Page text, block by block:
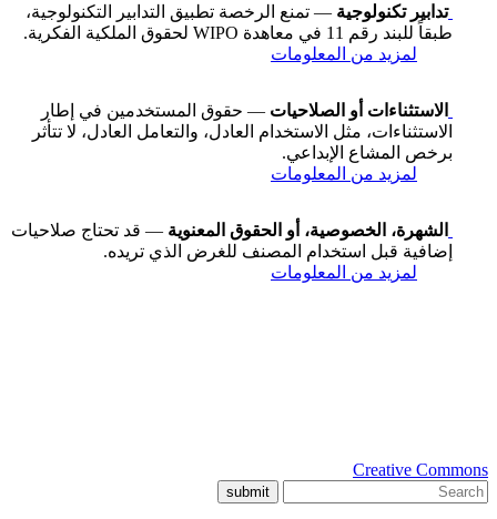
تدابير تكنولوجية — تمنع الرخصة تطبيق التدابير التكنولوجية،
طبقاً للبند رقم 11 في معاهدة WIPO لحقوق الملكية الفكرية.
لمزيد من المعلومات
الاستثناءات أو الصلاحيات — حقوق المستخدمين في إطار
الاستثناءات، مثل الاستخدام العادل، والتعامل العادل، لا تتأثر
برخص المشاع الإبداعي.
لمزيد من المعلومات
الشهرة، الخصوصية، أو الحقوق المعنوية — قد تحتاج صلاحيات
إضافية قبل استخدام المصنف للغرض الذي تريده.
لمزيد من المعلومات
Creative Commons
submit